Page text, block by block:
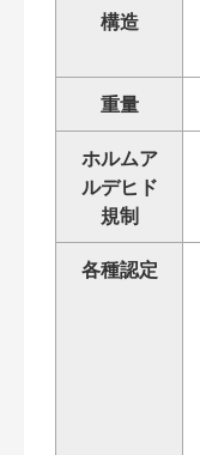
構造
重量
ホルムア
ルデヒド
規制
各種認定